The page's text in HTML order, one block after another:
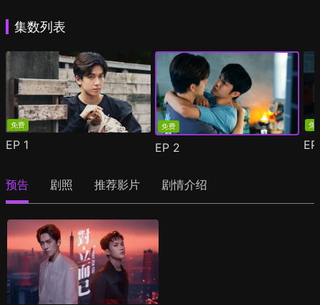
集数列表
免费
EP 1
免费
EP 2
免
预告 剧照 推荐影片 剧情介绍